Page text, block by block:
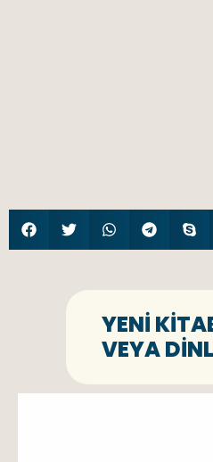
YENI
VEYA